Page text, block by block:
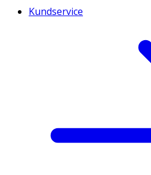
Kundservice